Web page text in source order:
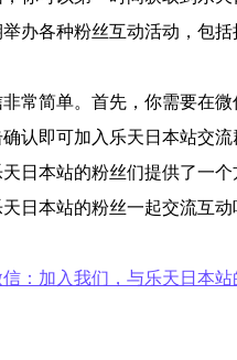
办各种粉丝互动活动，包
常简单。首先，你需要在
认即可加入乐天日本站交流
日本站的粉丝们提供了一
日本站的粉丝一起交流互动
：加入我们，与乐天日本